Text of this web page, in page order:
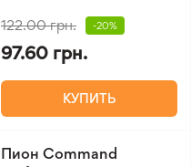
122.00 грн. -20%
97.60 грн.
КУПИТЬ
Пион Command